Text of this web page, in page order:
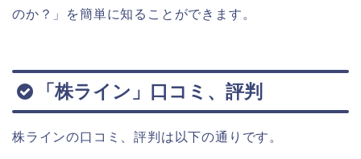
のか？」を簡単に知ることができます。
「株ライン」口コミ、評判
株ラインの口コミ、評判は以下の通りです。